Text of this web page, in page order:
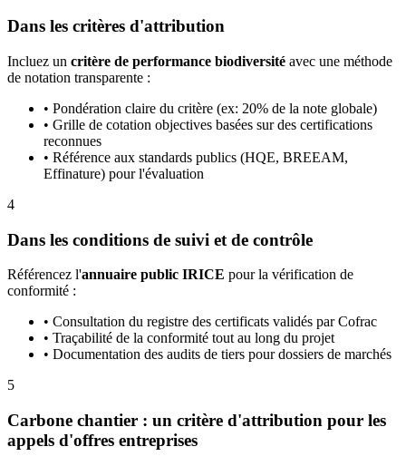
Dans les critères d'attribution
Incluez un critère de performance biodiversité avec une méthode
de notation transparente :
• Pondération claire du critère (ex: 20% de la note globale)
• Grille de cotation objectives basées sur des certifications
reconnues
• Référence aux standards publics (HQE, BREEAM,
Effinature) pour l'évaluation
4
Dans les conditions de suivi et de contrôle
Référencez l'annuaire public IRICE pour la vérification de
conformité :
• Consultation du registre des certificats validés par Cofrac
• Traçabilité de la conformité tout au long du projet
• Documentation des audits de tiers pour dossiers de marchés
5
Carbone chantier : un critère d'attribution pour les
appels d'offres entreprises